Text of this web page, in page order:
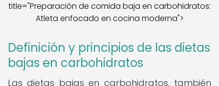
title="Preparación de comida baja en carbohidratos:
Atleta enfocado en cocina moderna">
Definición y principios de las dietas
bajas en carbohidratos
Las dietas bajas en carbohidratos, también